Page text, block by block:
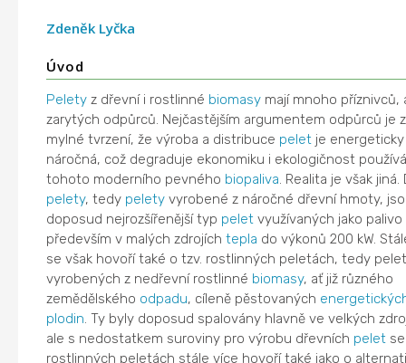
Zdeněk Lyčka
Úvod
Peletyz dřevní i rostlinné biomasymají mnoho příznivců,
zarytých odpůrců. Nejčastějším argumentem odpůrců je
mylné tvrzení, že výroba a distribuce pelet je energeticky
náročná, což degraduje ekonomiku i ekologičnost
tohoto moderního pevného biopaliva . Realita je však jiná.
pelety, tedy peletyvyrobené z náročné dřevní hmoty,
doposud nejrozšířenější typ pelet využívaných jako palivo
především v malých zdrojích tepla do výkonů 200 kW.
se však hovoří také o tzv. rostlinných peletách, tedy
vyrobených z nedřevní rostlinné biomasy, ať již různého
zemědělského odpadu, cíleně pěstovaných
plodin . Ty byly doposud spalovány hlavně ve velkých
ale s nedostatkem suroviny pro výrobu dřevních pelet
rostlinných peletách stále více hovoří také jako o